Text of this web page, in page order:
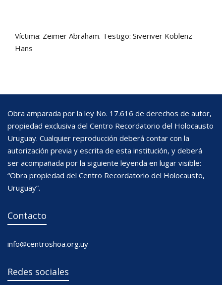
Víctima: Zeimer Abraham. Testigo: Siveriver Koblenz
Hans
Obra amparada por la ley No. 17.616 de derechos de autor,
propiedad exclusiva del Centro Recordatorio del Holocausto
Uruguay. Cualquier reproducción deberá contar con la
autorización previa y escrita de esta institución, y deberá
ser acompañada por la siguiente leyenda en lugar visible:
“Obra propiedad del Centro Recordatorio del Holocausto,
Uruguay”.
Contacto
info@centroshoa.org.uy
Redes sociales